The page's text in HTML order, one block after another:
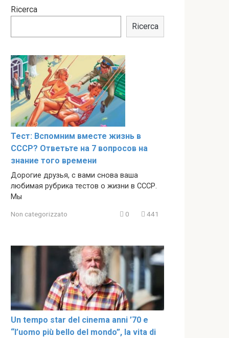
Ricerca
Ricerca
Тест: Вспомним вместе жизнь в
СССР? Ответьте на 7 вопросов на
знание того времени
Дорогие друзья, с вами снова ваша
любимая рубрика тестов о жизни в СССР.
Мы
Non categorizzato 0 441
Un tempo star del cinema anni ’70 e
“l’uomo più bello del mondo”, la vita di